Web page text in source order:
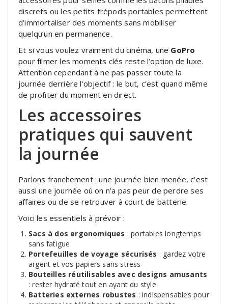
discrets ou les petits trépods portables permettent
d’immortaliser des moments sans mobiliser
quelqu’un en permanence.
Et si vous voulez vraiment du cinéma, une GoPro
pour filmer les moments clés reste l’option de luxe.
Attention cependant à ne pas passer toute la
journée derrière l’objectif : le but, c’est quand même
de profiter du moment en direct.
Les accessoires
pratiques qui sauvent
la journée
Parlons franchement : une journée bien menée, c’est
aussi une journée où on n’a pas peur de perdre ses
affaires ou de se retrouver à court de batterie.
Voici les essentiels à prévoir :
Sacs à dos ergonomiques : portables longtemps
sans fatigue
Portefeuilles de voyage sécurisés : gardez votre
argent et vos papiers sans stress
Bouteilles réutilisables avec designs amusants
: rester hydraté tout en ayant du style
Batteries externes robustes : indispensables pour